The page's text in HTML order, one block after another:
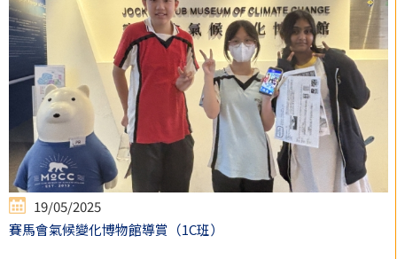
19/05/2025
賽馬會氣候變化博物館導賞（1C班）